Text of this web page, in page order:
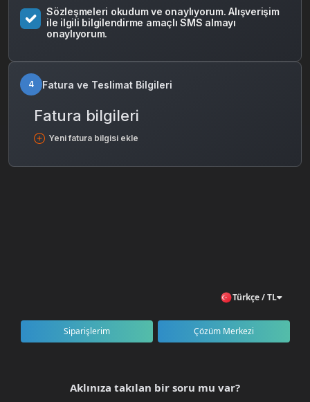
Sözleşmeleri okudum ve onaylıyorum. Alışverişim
ile ilgili bilgilendirme amaçlı SMS almayı
onaylıyorum.
4 Fatura ve Teslimat Bilgileri
Fatura bilgileri
Yeni fatura bilgisi ekle
Türkçe / TL
Siparişlerim Çözüm Merkezi
Aklınıza takılan bir soru mu var?